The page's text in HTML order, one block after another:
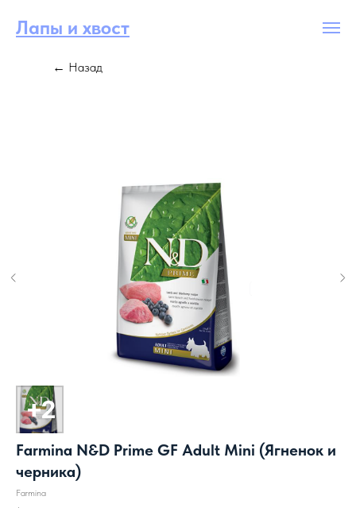
Лапы и хвост
← Назад
Farmina N&D Prime GF Adult Mini (Ягненок и
черника)
Farmina